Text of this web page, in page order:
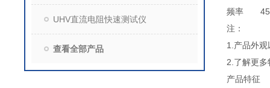
UHV直流电阻快速测试仪
查看全部产品
频率
注：
1.产品外
2.了解更
产品特征